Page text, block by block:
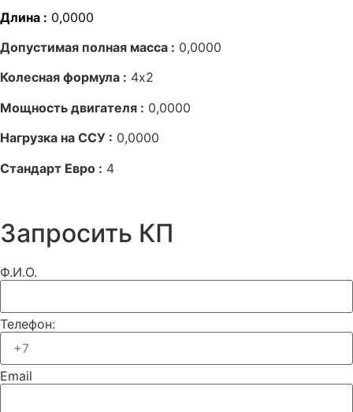
Длина : 0,0000
Допустимая полная масса : 0,0000
Колесная формула : 4х2
Мощность двигателя : 0,0000
Нагрузка на ССУ : 0,0000
Стандарт Евро : 4
Запросить КП
Ф.И.О.
Телефон:
Email